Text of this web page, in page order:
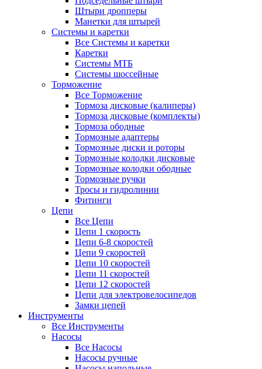
Штыри дропперы
Манетки для штырей
Системы и каретки
Все Системы и каретки
Каретки
Системы МТБ
Системы шоссейные
Торможение
Все Торможение
Тормоза дисковые (калиперы)
Тормоза дисковые (комплекты)
Тормоза ободные
Тормозные адаптеры
Тормозные диски и роторы
Тормозные колодки дисковые
Тормозные колодки ободные
Тормозные ручки
Тросы и гидролинии
Фитинги
Цепи
Все Цепи
Цепи 1 скорость
Цепи 6-8 скоростей
Цепи 9 скоростей
Цепи 10 скоростей
Цепи 11 скоростей
Цепи 12 скоростей
Цепи для электровелосипедов
Замки цепей
Инструменты
Все Инструменты
Насосы
Все Насосы
Насосы ручные